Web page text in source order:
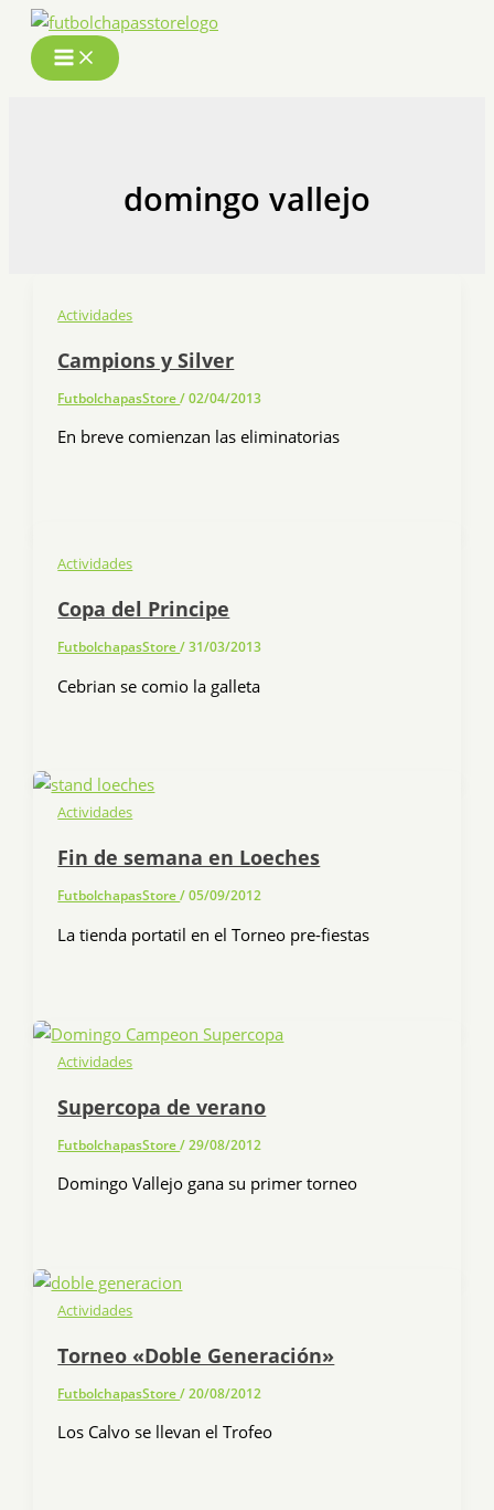
contenido
domingo vallejo
Actividades
Campions y Silver
FutbolchapasStore/02/04/2013
En breve comienzan las eliminatorias
Actividades
Copa del Principe
FutbolchapasStore/31/03/2013
Cebrian se comio la galleta
Actividades
Fin de semana en Loeches
FutbolchapasStore/05/09/2012
La tienda portatil en el Torneo pre-fiestas
Actividades
Supercopa de verano
FutbolchapasStore/29/08/2012
Domingo Vallejo gana su primer torneo
Actividades
Torneo «Doble Generación»
FutbolchapasStore/20/08/2012
Los Calvo se llevan el Trofeo